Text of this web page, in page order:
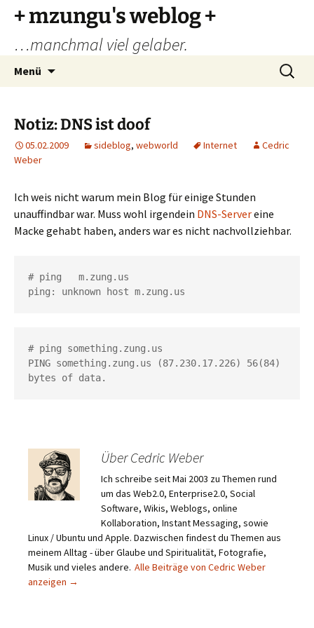
Zum
Inhalt
springen
+ mzungu's weblog +
…manchmal viel gelaber.
Menü
Suchen
nach:
Notiz: DNS ist doof
05.02.2009 sideblog, webworld Internet
Cedric
Weber
Ich weis nicht warum mein Blog für einige Stunden
unauffindbar war. Muss wohl irgendein DNS-Servereine
Macke gehabt haben, anders war es nicht nachvollziehbar.
# ping   m.zung.us
ping: unknown host m.zung.us
# ping something.zung.us
PING something.zung.us (87.230.17.226) 56(84)
bytes of data.
Über Cedric Weber
Ich schreibe seit Mai 2003 zu Themen rund
um das Web2.0, Enterprise2.0, Social
Software, Wikis, Weblogs, online
Kollaboration, Instant Messaging, sowie
Linux / Ubuntu und Apple. Dazwischen findest du Themen aus
meinem Alltag - über Glaube und Spiritualität, Fotografie,
Musik und vieles andere. Alle Beiträge von Cedric Weber
anzeigen →